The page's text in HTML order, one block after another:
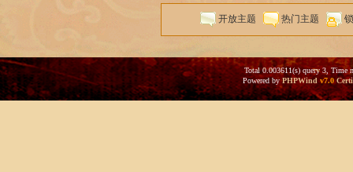
开放主题 热门主题
Total 0.003611(s) query 3, Time
Powered byPHPWind v7.0